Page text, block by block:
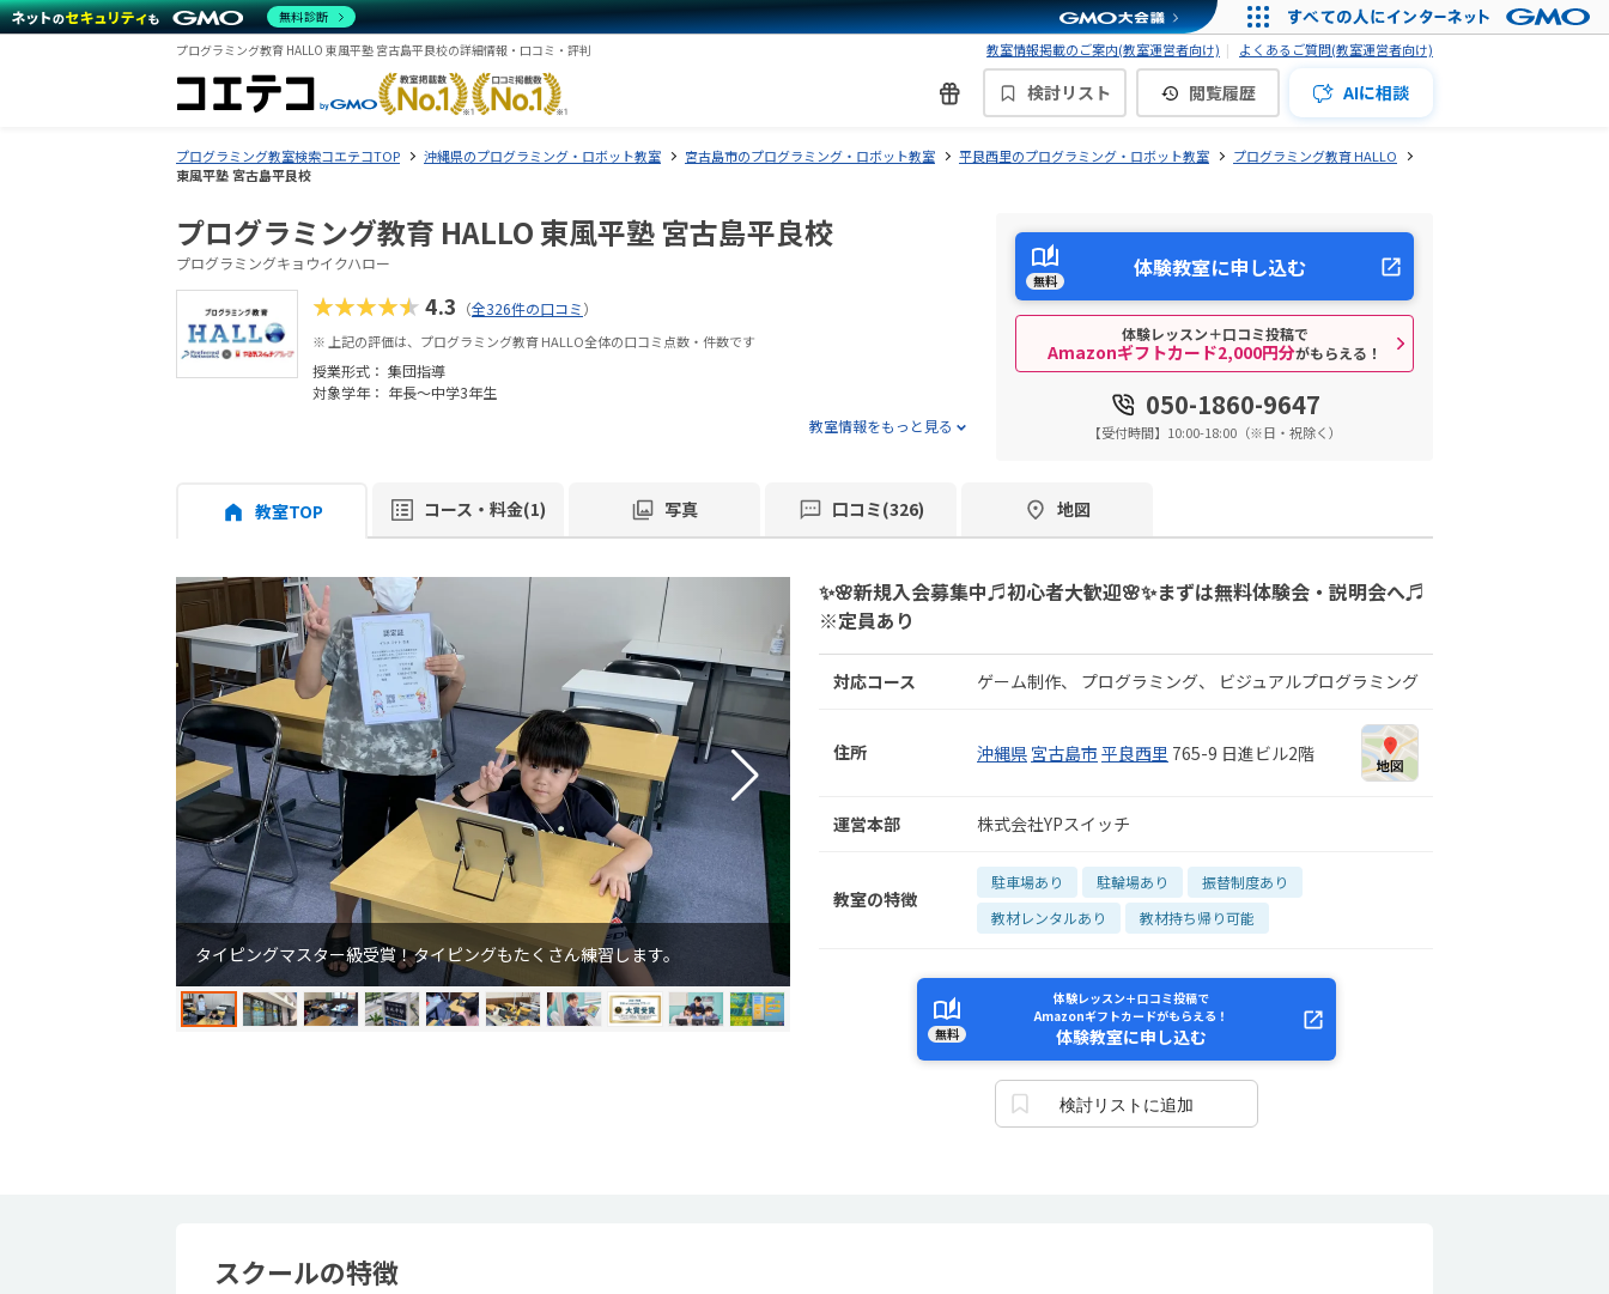
プログラミング教育 HALLO 東風平塾 宮古島平良校の詳細情報・口コミ・評判 教室情報掲載のご案内(教室運営者向け) よくあるご質問(教室運営者向け)
検討リスト 閲覧履歴 AIに相談
プログラミング教室検索コエテコTOP 沖縄県のプログラミング・ロボット教室 宮古島市のプログラミング・ロボット教室 平良西里のプログラミング・ロボット教室
プログラミング教育 HALLO
東風平塾 宮古島平良校
プログラミング教育 HALLO 東風平塾 宮古島平良校
プログラミングキョウイクハロー
★★★★★4.3 （全326件の口コミ）
※ 上記の評価は、プログラミング教育 HALLO全体の口コミ点数・件数です
授業形式： 集団指導
対象学年： 年長～中学3年生
教室情報をもっと見る
無料 体験教室に申し込む
体験レッスン＋口コミ投稿で
Amazonギフトカード2,000円分がもらえる！
050-1860-9647
【受付時間】10:00-18:00（※日・祝除く）
教室TOP コース・料金(1) 写真 口コミ(326) 地図
タイピングマスター級受賞！タイピングもたくさん練習します。
✨🌸新規入会募集中♬初心者大歓迎🌸✨まずは無料体験会・説明会へ♬
※定員あり
対応コース ゲーム制作 プログラミング ビジュアルプログラミング
住所 沖縄県 宮古島市 平良西里 765-9 日進ビル2階
運営本部 株式会社YPスイッチ
教室の特徴
駐車場あり 駐輪場あり
振替制度あり
教材レンタルあり
教材持ち帰り可能
無料
体験レッスン＋口コミ投稿で
Amazonギフトカードがもらえる！
体験教室に申し込む
検討リストに追加
スクールの特徴
無料診断